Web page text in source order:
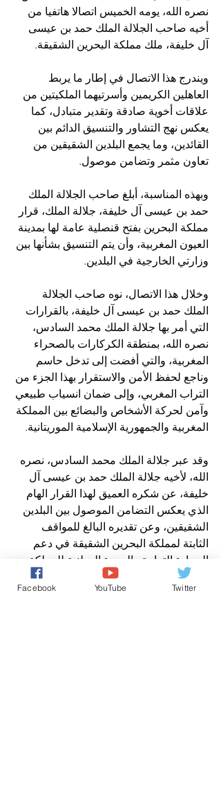
نصره الله، یومه الخمیس اتصالا ھاتفیا من
أخیه صاحب الجلالة الملك حمد بن عیسى
آل خلیفة، ملك مملكة البحرین الشقیقة.
ویندرج ھذا الاتصال في إطار ما یربط
العاھلین الكریمین وأسرتیھما الملكیتین من
علاقات أخویة صادقة وتقدیر متبادل، كما
یعكس نھج التشاور والتنسیق الدائم بین
القائدین، وما یجمع البلدین الشقیقین من
تعاون مثمر وتضامن موصول.
وبھذه المناسبة، أبلغ صاحب الجلالة الملك
حمد بن عیسى آل خلیفة، جلالة الملك، قرار
مملكة البحرین بفتح قنصلیة عامة لھا بمدینة
العیون المغربیة، وأن یتم التنسیق بشأنھا بین
وزارتي الخارجیة في البلدین.
وخلال ھذا الاتصال، نوه صاحب الجلالة
الملك حمد بن عیسى آل خلیفة، بالقرارات
التي أمر بھا جلالة الملك محمد السادس،
نصره الله، بمنطقة الكركارات بالصحراء
المغربیة، والتي أفضت إلى تدخل حاسم
وناجع لحفظ الأمن والاستقرار بھذا الجزء من
التراب المغربي، وإلى ضمان انسیاب طبیعي
وآمن لحركة الأشخاص والبضائع بین المملكة
المغربیة والجمھوریة الإسلامیة الموریتانیة.
وقد عبر جلالة الملك محمد السادس، نصره
الله، لأخیه جلالة الملك حمد بن عیسى آل
خلیفة، عن شكره العمیق لھذا القرار الھام
الذي یعكس التضامن الموصول بین البلدین
الشقیقین، وعن تقدیره البالغ للمواقف
الثابتة لمملكة البحرین الشقیقة في دعم
السیادة الترابیة والوحدة الوطنیة للمملكة
المغربیة”.
الأخبار باللغة العربية
Facebook YouTube Twitter